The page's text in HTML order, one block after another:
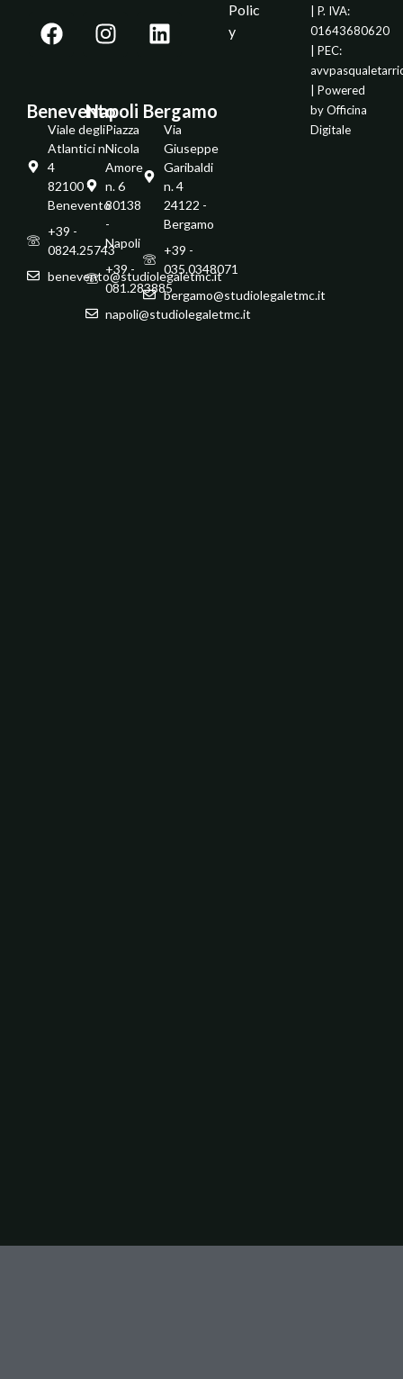
Benevento
Viale degli
Atlantici n.
4
82100 -
Benevento
+39 -
0824.25743
benevento@studiolegaletmc.it
Napoli
Piazza
Nicola
Amore
n. 6
80138
-
Napoli
+39 -
081.283885
napoli@studiolegaletmc.it
Bergamo
Via
Giuseppe
Garibaldi
n. 4
24122 -
Bergamo
+39 -
035.0348071
bergamo@studiolegaletmc.it
Polic
y
| P. IVA:
01643680620
| PEC:
| Powered
byOfficina
Digitale